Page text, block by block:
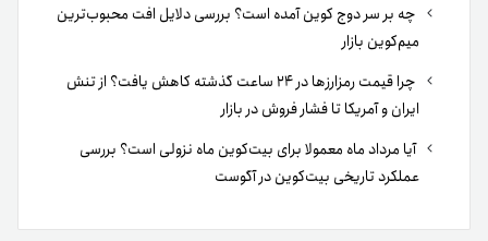
چه بر سر دوج کوین آمده است؟ بررسی دلایل افت محبوب‌ترین
میم‌کوین بازار
چرا قیمت رمزارزها در ۲۴ ساعت گذشته کاهش یافت؟ از تنش
ایران و آمریکا تا فشار فروش در بازار
آیا مرداد ماه معمولا برای بیت‌کوین ماه نزولی است؟ بررسی
عملکرد تاریخی بیت‌کوین در آگوست